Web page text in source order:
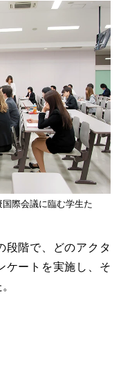
際会議に臨む学生た
段階で、どのアクタ
ケートを実施し、そ